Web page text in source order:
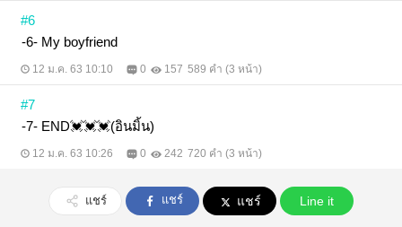
#6
-6- My boyfriend
12 ม.ค. 63 10:10 0 157 589 คำ (3 หน้า)
#7
-7- END💓💓💓(อินมิ้น)
12 ม.ค. 63 10:26 0 242 720 คำ (3 หน้า)
แชร์ แชร์ แชร์ Line it